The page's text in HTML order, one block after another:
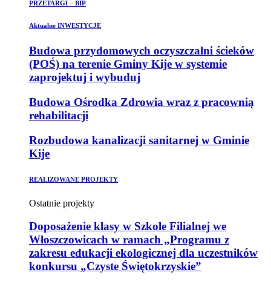
PRZETARGI – BIP
Aktualne INWESTYCJE
Budowa przydomowych oczyszczalni ścieków
(POŚ) na terenie Gminy Kije w systemie
zaprojektuj i wybuduj
Budowa Ośrodka Zdrowia wraz z pracownią
rehabilitacji
Rozbudowa kanalizacji sanitarnej w Gminie
Kije
REALIZOWANE PROJEKTY
Ostatnie projekty
Doposażenie klasy w Szkole Filialnej we
Włoszczowicach w ramach „Programu z
zakresu edukacji ekologicznej dla uczestników
konkursu „Czyste Świętokrzyskie”